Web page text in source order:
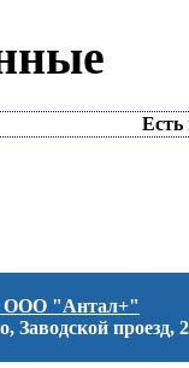
Есть
ООО "Антал+"
Заводской проезд, 2